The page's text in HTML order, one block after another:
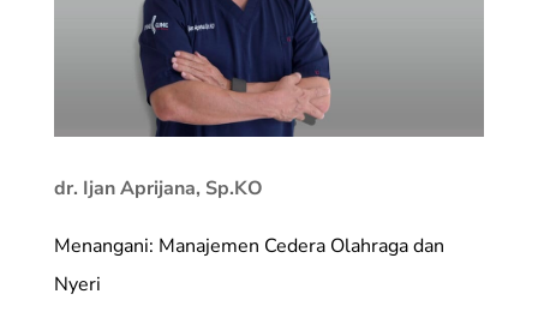
dr. Ijan Aprijana, Sp.KO
Menangani: Manajemen Cedera Olahraga dan
Nyeri